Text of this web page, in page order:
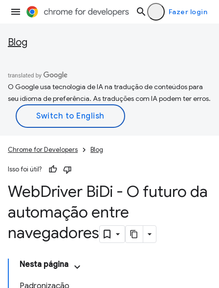
Fazer login
Blog
O Google usa tecnologia de IA na tradução de conteúdos para
seu idioma de preferência. As traduções com IA podem ter erros.
Chrome for Developers Blog
Isso foi útil?
WebDriver BiDi - O futuro da
automação entre
navegadores
Nesta página
Padronização